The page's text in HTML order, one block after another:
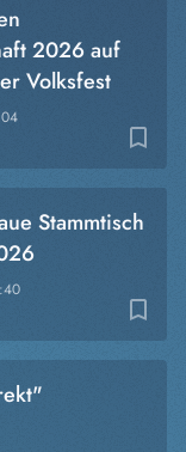
bookmark_border
2026 auf
Volksfest
bookmark_border
Stammtisch